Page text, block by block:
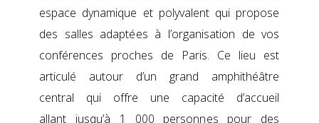
espace dynamique et polyvalent qui propose
des salles adaptées à l’organisation de vos
conférences proches de Paris. Ce lieu est
articulé autour d’un grand amphithéâtre
central qui offre une capacité d’accueil
allant jusqu’à 1 000 personnes pour des